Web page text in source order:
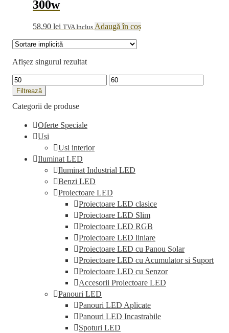
300w
58,90 lei TVA Inclus Adaugă în coș
Afișez singurul rezultat
Preț
minim
Preț
maxim
Filtrează
Categorii de produse
Oferte Speciale
Usi
Usi interior
Iluminat LED
Iluminat Industrial LED
Benzi LED
Proiectoare LED
Proiectoare LED clasice
Proiectoare LED Slim
Proiectoare LED RGB
Proiectoare LED liniare
Proiectoare LED cu Panou Solar
Proiectoare LED cu Acumulator si Suport
Proiectoare LED cu Senzor
Accesorii Proiectoare LED
Panouri LED
Panouri LED Aplicate
Panouri LED Incastrabile
Spoturi LED